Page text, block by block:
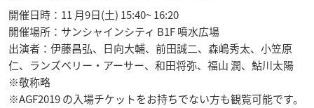
開催日時：11 月9日(土) 15:40~ 16:20
開催場所：サンシャインシティ B1F 噴水広場
出演者：伊藤昌弘、日向大輔、前田誠二、森嶋秀太、小笠原
仁、ランズベリー・アーサー、和田将弥、福山 潤、鮎川太陽
※敬称略
※AGF2019 の入場チケットをお持ちでない方も観覧可能です。